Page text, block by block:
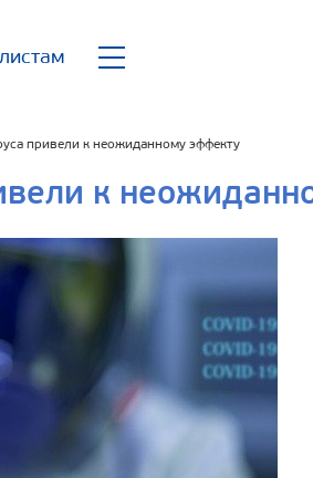
привели к неожиданному эффекту
к